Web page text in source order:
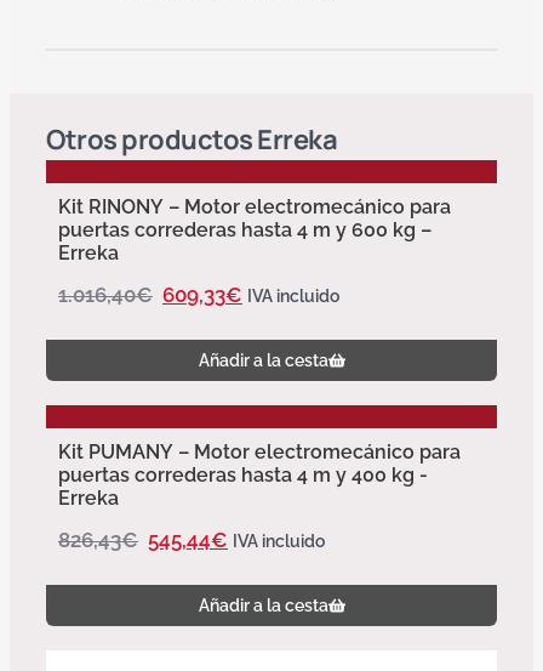
Otros productosErreka
Kit RINONY – Motor electromecánico para
puertas correderas hasta 4 m y 600 kg –
Erreka
1.016,40€ 609,33€ IVA incluido
Añadir a la cesta
Kit PUMANY – Motor electromecánico para
puertas correderas hasta 4 m y 400 kg -
Erreka
826,43€ 545,44€ IVA incluido
Añadir a la cesta